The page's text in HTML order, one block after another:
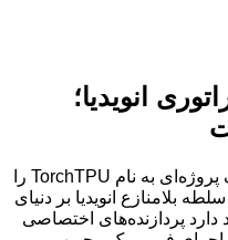
انویدیا؛
گوگل و متا در یک همکاری استراتژیک پروژه‌ای به نام TorchTPU را
بلامنازع انویدیا بر دنیای
پردازنده‌های اختصاصی